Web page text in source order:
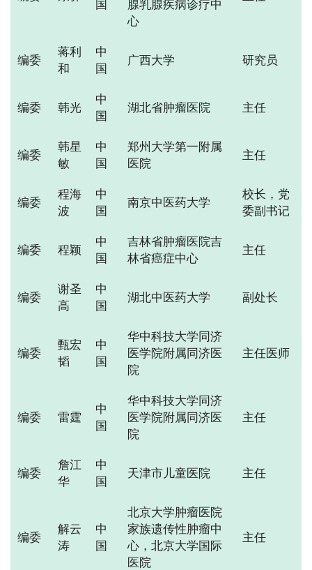
国
腺乳腺疾病诊疗中
心
编委
蒋利
和
中
国
广西大学 研究员
编委 韩光
中
国
湖北省肿瘤医院 主任
编委
韩星
敏
中
国
郑州大学第一附属
医院
主任
编委
程海
波
中
国
南京中医药大学
校长，党
委副书记
编委 程颖
中
国
吉林省肿瘤医院吉
林省癌症中心
主任
编委
谢圣
高
中
国
湖北中医药大学 副处长
编委
甄宏
韬
中
国
华中科技大学同济
医学院附属同济医
院
主任医师
编委 雷霆
中
国
华中科技大学同济
医学院附属同济医
院
主任
编委
詹江
华
中
国
天津市儿童医院 主任
编委
解云
涛
中
国
北京大学肿瘤医院
家族遗传性肿瘤中
心，北京大学国际
医院
主任